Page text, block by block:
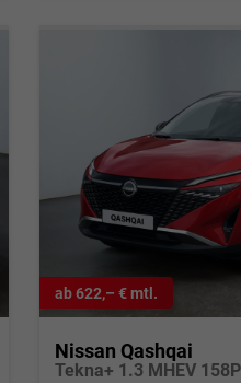
ab 622,– € mtl.
Nissan Qashqai